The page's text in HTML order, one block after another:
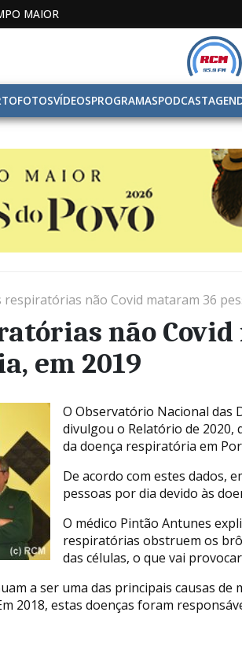
MAIOR
FOTOSVÍDEOSPROGRAMASPODCAST
respiratórias não Covid mataram 36
não
em 2019
O Observatório Nacional das
divulgou o Relatório de 2020,
da doença respiratória em
De acordo com estes dados,
pessoas por dia devido às
O médico Pintão Antunes
respiratórias obstruem os
das células, o que vai
a ser uma das principais causas de
2018, estas doenças foram